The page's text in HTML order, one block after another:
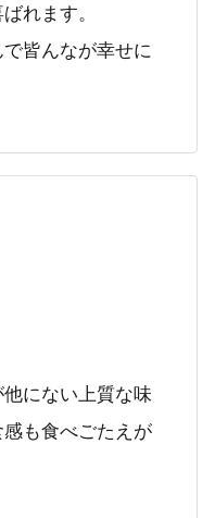
れます。
皆んなが幸せに
にない上質な味
も食べごたえが